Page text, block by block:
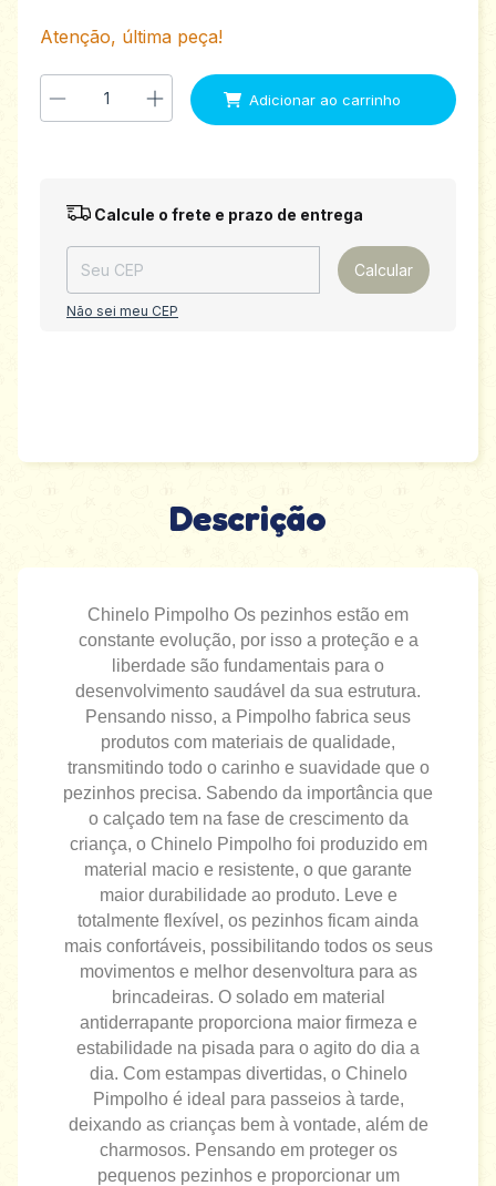
Atenção, última peça!
Entregas para o CEP: Alterar CEP
Calcule o frete e prazo de entrega
Calcular
Não sei meu CEP
Descrição
Chinelo Pimpolho Os pezinhos estão em
constante evolução, por isso a proteção e a
liberdade são fundamentais para o
desenvolvimento saudável da sua estrutura.
Pensando nisso, a Pimpolho fabrica seus
produtos com materiais de qualidade,
transmitindo todo o carinho e suavidade que o
pezinhos precisa. Sabendo da importância que
o calçado tem na fase de crescimento da
criança, o Chinelo Pimpolho foi produzido em
material macio e resistente, o que garante
maior durabilidade ao produto. Leve e
totalmente flexível, os pezinhos ficam ainda
mais confortáveis, possibilitando todos os seus
movimentos e melhor desenvoltura para as
brincadeiras. O solado em material
antiderrapante proporciona maior firmeza e
estabilidade na pisada para o agito do dia a
dia. Com estampas divertidas, o Chinelo
Pimpolho é ideal para passeios à tarde,
deixando as crianças bem à vontade, além de
charmosos. Pensando em proteger os
pequenos pezinhos e proporcionar um